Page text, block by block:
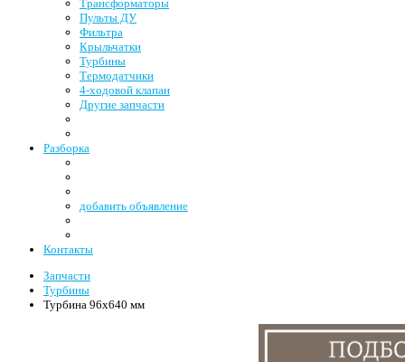
Трансформаторы
Пульты ДУ
Фильтра
Крыльчатки
Турбины
Термодатчики
4-ходовой клапан
Другие запчасти
Разборка
добавить объявление
Контакты
Запчасти
Турбины
Турбина 96x640 мм